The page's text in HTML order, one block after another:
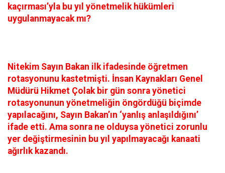
kaçırması’yla bu yıl yönetmelik hükümleri
uygulanmayacak mı?
Nitekim Sayın Bakan ilk ifadesinde öğretmen
rotasyonunu kastetmişti. İnsan Kaynakları Genel
Müdürü Hikmet Çolak bir gün sonra yönetici
rotasyonunun yönetmeliğin öngördüğü biçimde
yapılacağını, Sayın Bakan’ın ‘yanlış anlaşıldığını’
ifade etti. Ama sonra ne olduysa yönetici zorunlu
yer değiştirmesinin bu yıl yapılmayacağı kanaati
ağırlık kazandı.